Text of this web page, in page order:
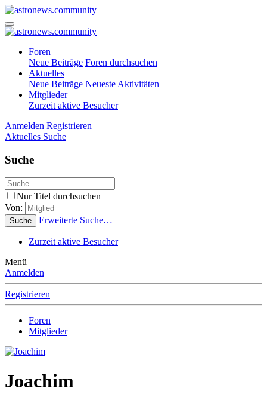
Foren
Neue Beiträge Foren durchsuchen
Aktuelles
Neue Beiträge Neueste Aktivitäten
Mitglieder
Zurzeit aktive Besucher
Anmelden Registrieren
Aktuelles Suche
Suche
Nur Titel durchsuchen
Von:
Suche Erweiterte Suche…
Zurzeit aktive Besucher
Menü
Anmelden
Registrieren
Foren
Mitglieder
Joachim